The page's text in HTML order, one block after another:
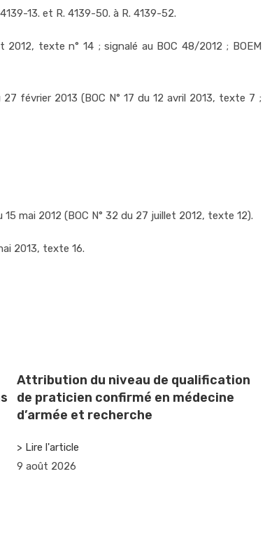
13. et R. 4139-50. à R. 4139-52.
texte n° 14 ; signalé au BOC 48/2012 ; BOEM
février 2013 (BOC N° 17 du 12 avril 2013, texte 7 ;
mai 2012 (BOC N° 32 du 27 juillet 2012, texte 12).
2013, texte 16.
Attribution du niveau de qualification
de praticien confirmé en médecine
d’armée et recherche
> Lire l'article
9 août 2026